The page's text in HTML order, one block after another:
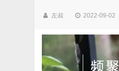
左叔 2022-09-02